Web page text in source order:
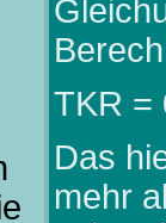
TKR =
Das
mehr